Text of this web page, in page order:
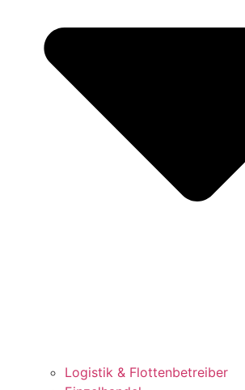
Logistik & Flottenbetreiber​